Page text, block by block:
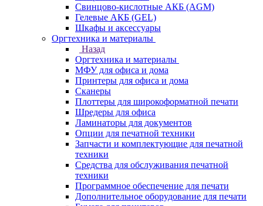
Свинцово-кислотные АКБ (AGM)
Гелевые АКБ (GEL)
Шкафы и аксессуары
Оргтехника и материалы
Назад
Оргтехника и материалы
МФУ для офиса и дома
Принтеры для офиса и дома
Сканеры
Плоттеры для широкоформатной печати
Шредеры для офиса
Ламинаторы для документов
Опции для печатной техники
Запчасти и комплектующие для печатной
техники
Средства для обслуживания печатной
техники
Программное обеспечение для печати
Дополнительное оборудование для печати